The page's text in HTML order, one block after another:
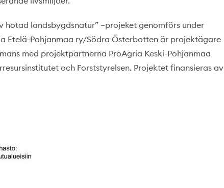
hotad landsbygdsnatur” –projeket genomförs under
Etelä-Pohjanmaa ry/Södra Österbotten är projektägare
med projektpartnerna ProAgria Keski-Pohjanmaa
och Forststyrelsen. Projektet finansieras av